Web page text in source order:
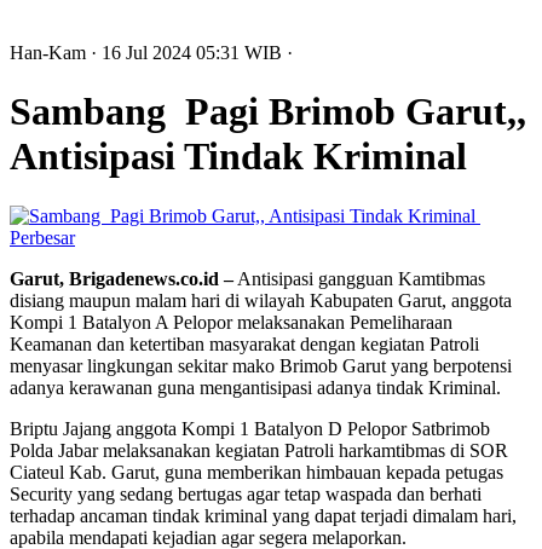
Han-Kam · 16 Jul 2024 05:31 WIB ·
Sambang Pagi Brimob Garut,,
Antisipasi Tindak Kriminal
Perbesar
Garut, Brigadenews.co.id –Antisipasi gangguan Kamtibmas
disiang maupun malam hari di wilayah Kabupaten Garut, anggota
Kompi 1 Batalyon A Pelopor melaksanakan Pemeliharaan
Keamanan dan ketertiban masyarakat dengan kegiatan Patroli
menyasar lingkungan sekitar mako Brimob Garut yang berpotensi
adanya kerawanan guna mengantisipasi adanya tindak Kriminal.
Briptu Jajang anggota Kompi 1 Batalyon D Pelopor Satbrimob
Polda Jabar melaksanakan kegiatan Patroli harkamtibmas di SOR
Ciateul Kab. Garut, guna memberikan himbauan kepada petugas
Security yang sedang bertugas agar tetap waspada dan berhati
terhadap ancaman tindak kriminal yang dapat terjadi dimalam hari,
apabila mendapati kejadian agar segera melaporkan.